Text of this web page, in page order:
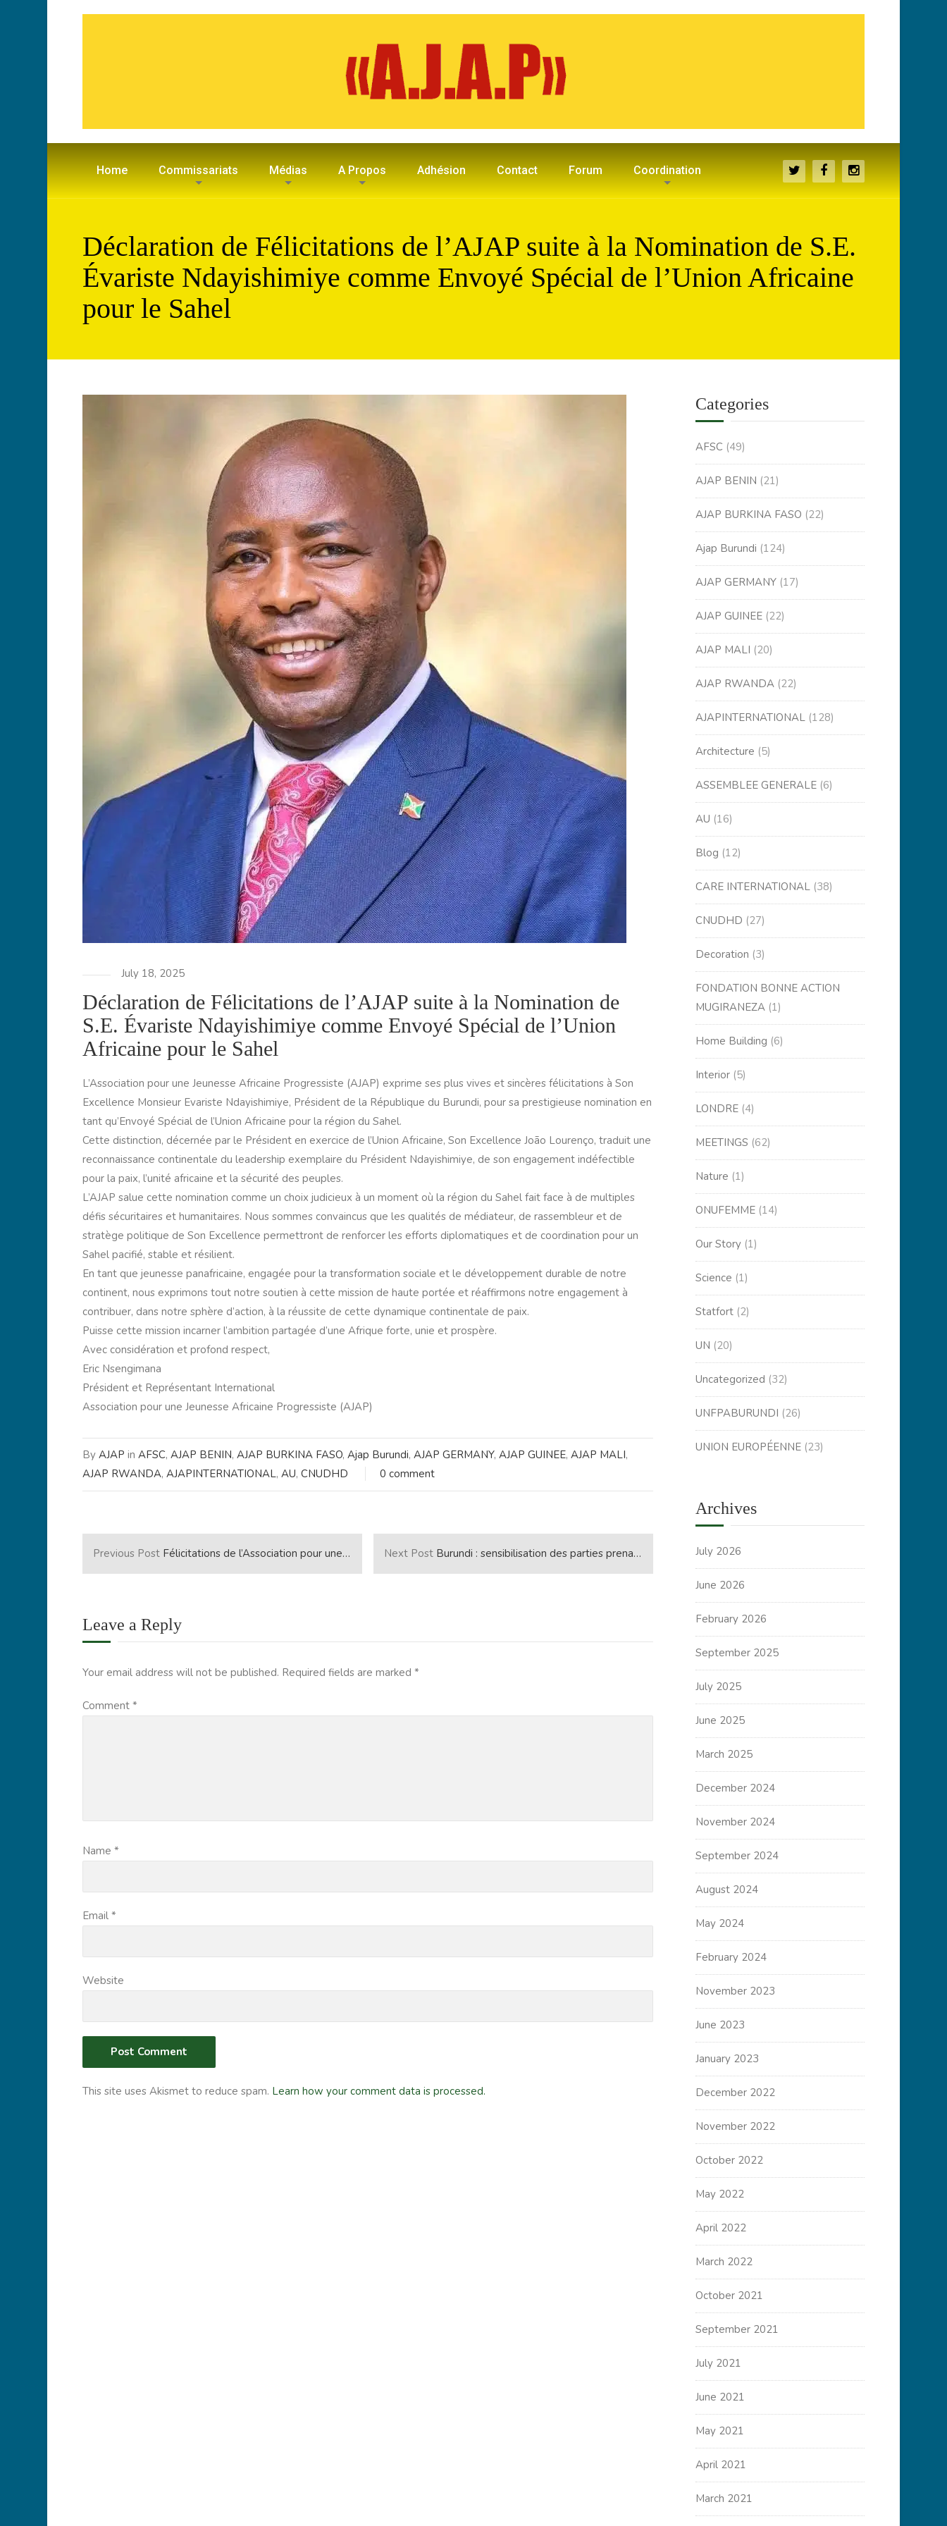
Home Commissariats Médias A Propos Adhésion Contact Forum Coordination
Déclaration de Félicitations de l’AJAP suite à la Nomination de S.E.
Évariste Ndayishimiye comme Envoyé Spécial de l’Union Africaine
pour le Sahel
July 18, 2025
Déclaration de Félicitations de l’AJAP suite à la Nomination de
S.E. Évariste Ndayishimiye comme Envoyé Spécial de l’Union
Africaine pour le Sahel
L’Association pour une Jeunesse Africaine Progressiste (AJAP) exprime ses plus vives et sincères félicitations à Son
Excellence Monsieur Evariste Ndayishimiye, Président de la République du Burundi, pour sa prestigieuse nomination en
tant qu’Envoyé Spécial de l’Union Africaine pour la région du Sahel.
Cette distinction, décernée par le Président en exercice de l’Union Africaine, Son Excellence João Lourenço, traduit une
reconnaissance continentale du leadership exemplaire du Président Ndayishimiye, de son engagement indéfectible
pour la paix, l’unité africaine et la sécurité des peuples.
L’AJAP salue cette nomination comme un choix judicieux à un moment où la région du Sahel fait face à de multiples
défis sécuritaires et humanitaires. Nous sommes convaincus que les qualités de médiateur, de rassembleur et de
stratège politique de Son Excellence permettront de renforcer les efforts diplomatiques et de coordination pour un
Sahel pacifié, stable et résilient.
En tant que jeunesse panafricaine, engagée pour la transformation sociale et le développement durable de notre
continent, nous exprimons tout notre soutien à cette mission de haute portée et réaffirmons notre engagement à
contribuer, dans notre sphère d’action, à la réussite de cette dynamique continentale de paix.
Puisse cette mission incarner l’ambition partagée d’une Afrique forte, unie et prospère.
Avec considération et profond respect,
Eric Nsengimana
Président et Représentant International
Association pour une Jeunesse Africaine Progressiste (AJAP)
By AJAP in AFSC, AJAP BENIN, AJAP BURKINA FASO, Ajap Burundi, AJAP GERMANY, AJAP GUINEE, AJAP MALI,
AJAP RWANDA, AJAPINTERNATIONAL, AU, CNUDHD 0 comment
Previous Post Félicitations de l’Association pour une Jeunesse Africaine Progressiste (AJAP) à Monsieur Professeur Gaspard BANYANKIMBONA Next Post Burundi : sensibilisation des parties prenantes du secteur extractif sur le processus d’adhésion à la Norme ITIE
Leave a Reply
Your email address will not be published. Required fields are marked *
Comment *
Name *
Email *
Website
This site uses Akismet to reduce spam. Learn how your comment data is processed.
Categories
AFSC (49)
AJAP BENIN (21)
AJAP BURKINA FASO (22)
Ajap Burundi (124)
AJAP GERMANY (17)
AJAP GUINEE (22)
AJAP MALI (20)
AJAP RWANDA (22)
AJAPINTERNATIONAL (128)
Architecture (5)
ASSEMBLEE GENERALE (6)
AU (16)
Blog (12)
CARE INTERNATIONAL (38)
CNUDHD (27)
Decoration (3)
FONDATION BONNE ACTION
MUGIRANEZA (1)
Home Building (6)
Interior (5)
LONDRE (4)
MEETINGS (62)
Nature (1)
ONUFEMME (14)
Our Story (1)
Science (1)
Statfort (2)
UN (20)
Uncategorized (32)
UNFPABURUNDI (26)
UNION EUROPÉENNE (23)
Archives
July 2026
June 2026
February 2026
September 2025
July 2025
June 2025
March 2025
December 2024
November 2024
September 2024
August 2024
May 2024
February 2024
November 2023
June 2023
January 2023
December 2022
November 2022
October 2022
May 2022
April 2022
March 2022
October 2021
September 2021
July 2021
June 2021
May 2021
April 2021
March 2021